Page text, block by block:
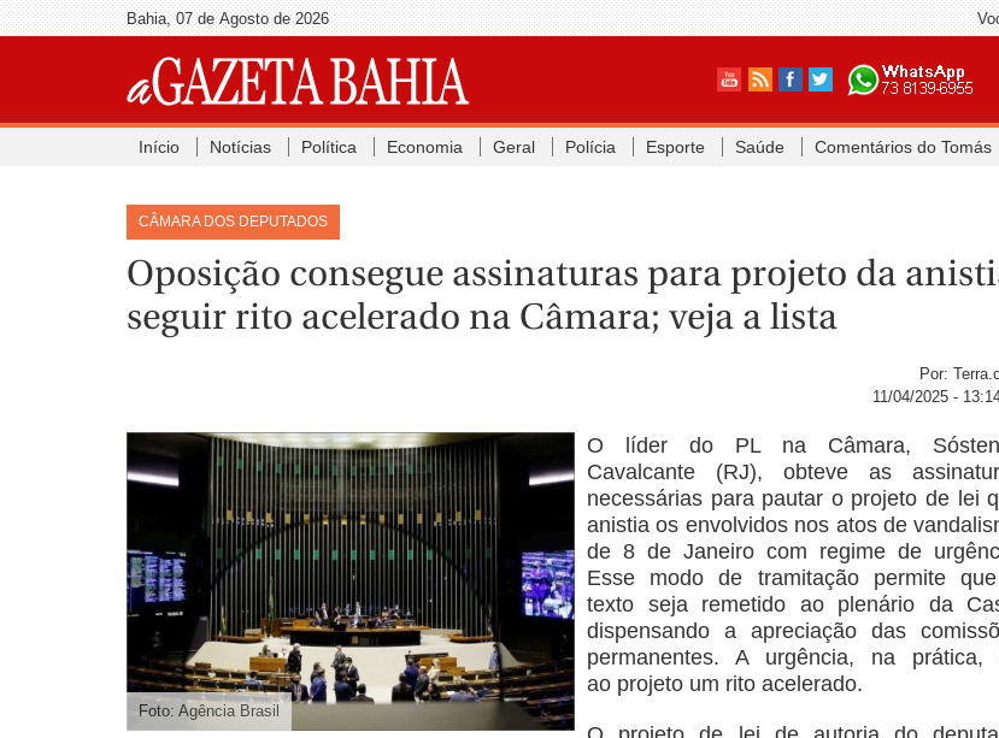
Bahia, 07 de Agosto de 2026
Início Notícias Política Economia Geral Polícia Esporte Saúde Comentários do Tomás
CÂMARA DOS DEPUTADOS
Oposição consegue assinaturas para projeto da
seguir rito acelerado na Câmara; veja a lista
Por:
11/04/2025 -
Foto: Agência Brasil
O líder do PL na Câmara,
Cavalcante (RJ), obteve as
necessárias para pautar o projeto de lei
anistia os envolvidos nos atos de
de 8 de Janeiro com regime de
Esse modo de tramitação permite
texto seja remetido ao plenário da
dispensando a apreciação das
permanentes. A urgência, na prática,
ao projeto um rito acelerado.